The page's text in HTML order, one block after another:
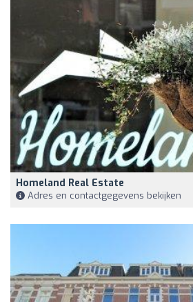
Homeland Real Estate
Adres en contactgegevens bekijken